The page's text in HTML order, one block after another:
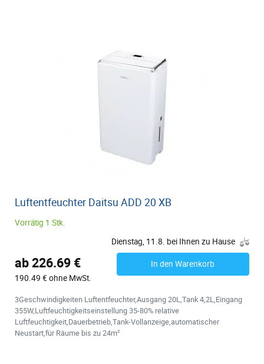
Luftentfeuchter Daitsu ADD 20 XB
Vorrätig 1 Stk.
Dienstag, 11.8. bei Ihnen zu Hause
ab 226.69 €
190.49 € ohne MwSt.
In den Warenkorb
3Geschwindigkeiten Luftentfeuchter,Ausgang 20L,Tank 4,2L,Eingang
355W,Luftfeuchtigkeitseinstellung 35-80% relative
Luftfeuchtigkeit,Dauerbetrieb,Tank-Vollanzeige,automatischer
Neustart,für Räume bis zu 24m²